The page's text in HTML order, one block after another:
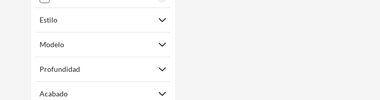
Estilo
Modelo
Profundidad
Acabado